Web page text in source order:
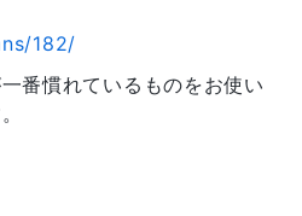
182/
番慣れているものをお使い